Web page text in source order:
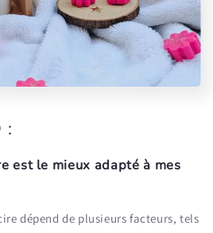
:
est le mieux adapté à mes
dépend de plusieurs facteurs, tels